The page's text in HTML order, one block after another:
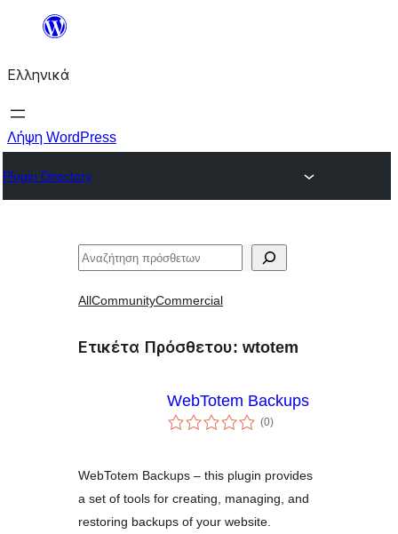
Μετάβαση
περιεχόμενο
Ελληνικά
Λήψη WordPress
Plugin Directory
Αναζήτηση
AllCommunityCommercial
Ετικέτα Πρόσθετου: wtotem
WebTotem Backups
(0αξιολογήσεις
σύνολο
)
WebTotem Backups – this plugin provides
a set of tools for creating, managing, and
restoring backups of your website.